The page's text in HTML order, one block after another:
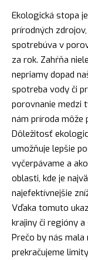
Ekologická stopa
prírodných
spotrebúva v
za rok. Zahŕňa
nepriamy dopad
spotreba vody či
porovnanie medzi
nám príroda môže
Dôležitosť
umožňuje lepšie
vyčerpávame a
oblasti, kde je
najefektívnejšie
Vďaka tomuto
krajiny či regióny
Prečo by nás
prekračujeme